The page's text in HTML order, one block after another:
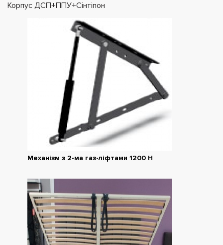
Корпус ДСП+ППУ+Сінтіпон
Механізм з 2-ма газ-ліфтами 1200 Н